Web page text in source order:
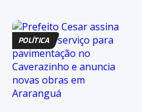
POLÍTICA